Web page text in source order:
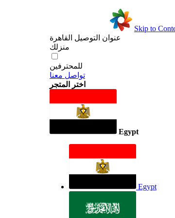
Skip to
عنوان التوصيل القاهرة
منزلك
للمحترفين
تواصل معنا
اختر المتجر
Egypt
Egypt